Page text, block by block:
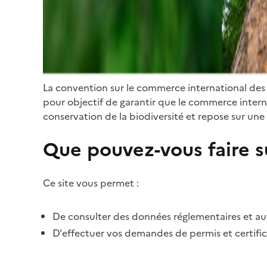
La convention sur le commerce international
pour objectif de garantir que le commerce
conservation de la biodiversité et repose sur
Que pouvez-vous faire
Ce site vous permet :
De consulter des données réglementaires et
D'effectuer vos demandes de permis et